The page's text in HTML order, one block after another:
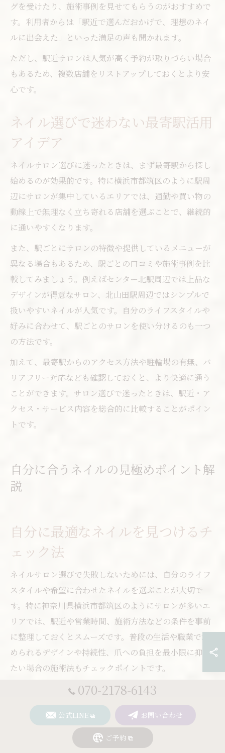
グを受けたり、施術事例を見せてもらうのがおすすめで
す。利用者からは「駅近で選んだおかげで、理想のネイ
ルに出会えた」といった満足の声も聞かれます。
ただし、駅近サロンは人気が高く予約が取りづらい場合
もあるため、複数店舗をリストアップしておくとより安
心です。
ネイル選びで迷わない最寄駅活用
アイデア
ネイルサロン選びに迷ったときは、まず最寄駅から探し
始めるのが効果的です。特に横浜市都筑区のように駅周
辺にサロンが集中しているエリアでは、通勤や買い物の
動線上で無理なく立ち寄れる店舗を選ぶことで、継続的
に通いやすくなります。
また、駅ごとにサロンの特徴や提供しているメニューが
異なる場合もあるため、駅ごとの口コミや施術事例を比
較してみましょう。例えばセンター北駅周辺では上品な
デザインが得意なサロン、北山田駅周辺ではシンプルで
扱いやすいネイルが人気です。自分のライフスタイルや
好みに合わせて、駅ごとのサロンを使い分けるのも一つ
の方法です。
加えて、最寄駅からのアクセス方法や駐輪場の有無、バ
リアフリー対応なども確認しておくと、より快適に通う
ことができます。サロン選びで迷ったときは、駅近・ア
クセス・サービス内容を総合的に比較することがポイン
トです。
自分に合うネイルの見極めポイント解
説
自分に最適なネイルを見つけるチ
ェック法
ネイルサロン選びで失敗しないためには、自分のライフ
スタイルや希望に合わせたネイルを選ぶことが大切で
す。特に神奈川県横浜市都筑区のようにサロンが多いエ
リアでは、駅近や営業時間、施術方法などの条件を事前
に整理しておくとスムーズです。普段の生活や職業で求
められるデザインや持続性、爪への負担を最小限に抑え
たい場合の施術法もチェックポイントです。
例えば、仕事帰りに通いたい方は夜遅くまで営業してい
るサロンや、駅から徒歩圏内の店舗が便利です。また、
肌の色や普段のファッションに合わせた色味や質感を提
案してくれるサロンも都筑区には多くあります。自分の
070-2178-6143
公式LINE お問い合わせ
ご予約